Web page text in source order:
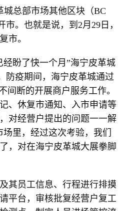
总部市场其他区块（BC
。也就是说，到2月29日，
市。
盼了快一个月”海宁皮革城
防疫期间，海宁皮革城通过
间断的开展商户服务工作。
、休复市通知、入市申请等
对经营户提出的问题一一解
里，经过这次考验，我们
，对在海宁皮革城大展拳脚
员工信息、行程进行排摸
平台，审核批复经营户复工